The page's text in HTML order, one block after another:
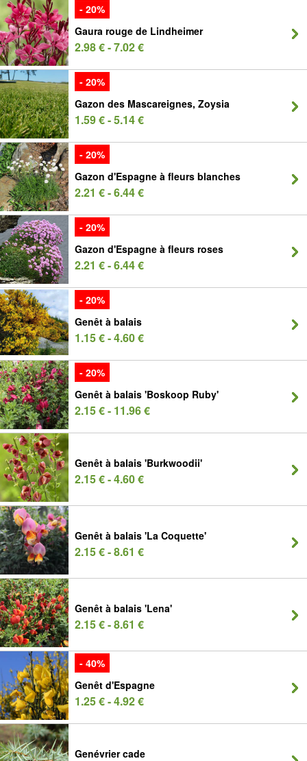
- 20%
Gaura rouge de Lindheimer
2.98 € - 7.02 €
- 20%
Gazon des Mascareignes, Zoysia
1.59 € - 5.14 €
- 20%
Gazon d'Espagne à fleurs blanches
2.21 € - 6.44 €
- 20%
Gazon d'Espagne à fleurs roses
2.21 € - 6.44 €
- 20%
Genêt à balais
1.15 € - 4.60 €
- 20%
Genêt à balais 'Boskoop Ruby'
2.15 € - 11.96 €
Genêt à balais 'Burkwoodii'
2.15 € - 4.60 €
Genêt à balais 'La Coquette'
2.15 € - 8.61 €
Genêt à balais 'Lena'
2.15 € - 8.61 €
- 40%
Genêt d'Espagne
1.25 € - 4.92 €
Genévrier cade